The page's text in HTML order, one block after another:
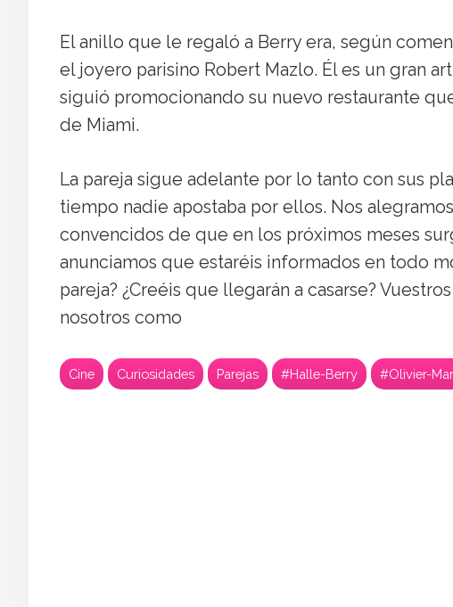
El anillo que le regaló a Berry era, según
el joyero parisino Robert Mazlo. Él es un gran
siguió promocionando su nuevo restaurante
de Miami.
La pareja sigue adelante por lo tanto con sus
tiempo nadie apostaba por ellos. Nos
convencidos de que en los próximos meses
anunciamos que estaréis informados en todo
pareja? ¿Creéis que llegarán a casarse?
nosotros como
Cine Curiosidades Parejas #Halle-Berry #Olivier-